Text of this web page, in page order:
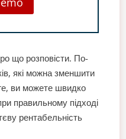
що розповісти. По-
які можна зменшити
ви можете швидко
правильному підході
рентабельність